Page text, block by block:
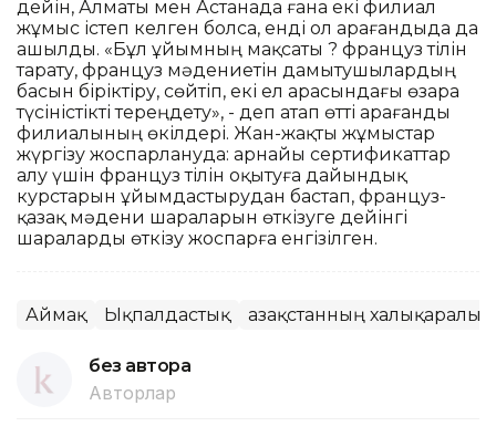
дейін, Алматы мен Астанада ғана екі филиал
жұмыс істеп келген болса, енді ол Қарағандыда да
ашылды. «Бұл ұйымның мақсаты ? француз тілін
тарату, француз мәдениетін дамытушылардың
басын біріктіру, сөйтіп, екі ел арасындағы өзара
түсіністікті тереңдету», - деп атап өтті Қарағанды
филиалының өкілдері. Жан-жақты жұмыстар
жүргізу жоспарлануда: арнайы сертификаттар
алу үшін француз тілін оқытуға дайындық
курстарын ұйымдастырудан бастап, француз-
қазақ мәдени шараларын өткізуге дейінгі
шараларды өткізу жоспарға енгізілген.
Аймақ Ықпалдастық Қазақстанның
без автора
Авторлар